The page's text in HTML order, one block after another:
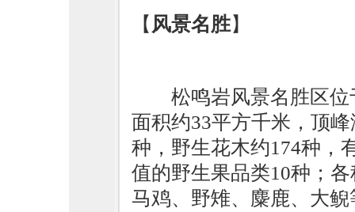
【 风景名胜】
松鸣岩风景名胜区
面积约33平方千米，顶
种，野生花木约174种，
值的野生果品类10种；
马鸡、野雉、麋鹿、大